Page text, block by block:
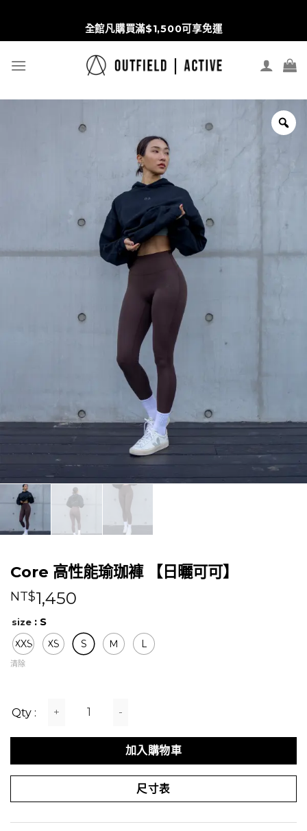
全館凡購買滿$1,500可享免運
Core 高性能瑜珈褲 【日曬可可】
NT$1,450
size : S
XXS
XS S M L
清除
Core 高性能瑜珈褲 【日曬可可】 數量
加入購物車
尺寸表